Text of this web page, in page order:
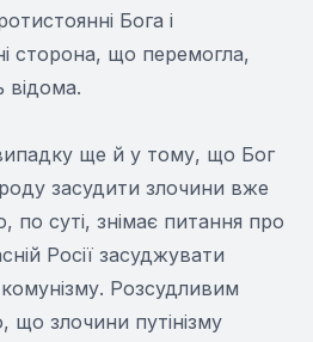
Бога і
сторона, що перемогла,
відома.
випадку ще й у тому, що Бог
засудити злочини вже
суті, знімає питання про
Росії засуджувати
Розсудливим
злочини путінізму